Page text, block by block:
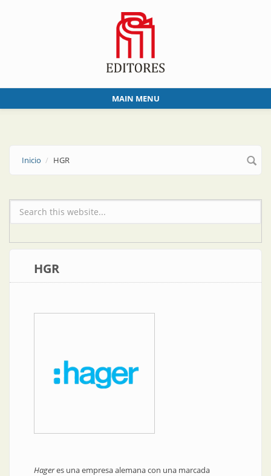
MAIN MENU
Inicio HGR
Formulario de búsqueda
HGR
Hageres una empresa alemana con una marcada